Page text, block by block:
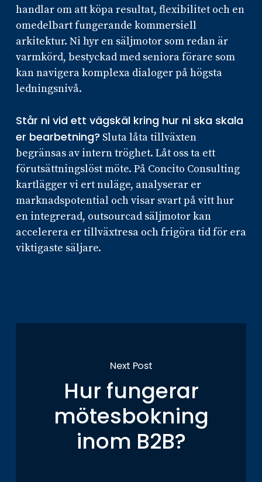
handlar om att köpa resultat, flexibilitet och en
omedelbart fungerande kommersiell
arkitektur. Ni hyr en säljmotor som redan är
varmkörd, bestyckad med seniora förare som
kan navigera komplexa dialoger på högsta
ledningsnivå.
Står ni vid ett vägskäl kring hur ni ska skala
er bearbetning? Sluta låta tillväxten
begränsas av intern tröghet. Låt oss ta ett
förutsättningslöst möte. På Concito Consulting
kartlägger vi ert nuläge, analyserar er
marknadspotential och visar svart på vitt hur
en integrerad, outsourcad säljmotor kan
accelerera er tillväxtresa och frigöra tid för era
viktigaste säljare.
Next Post
Hur fungerar
mötesbokning
inom B2B?